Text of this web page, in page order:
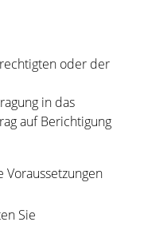
oder der
in das
auf Berichtigung
Sie